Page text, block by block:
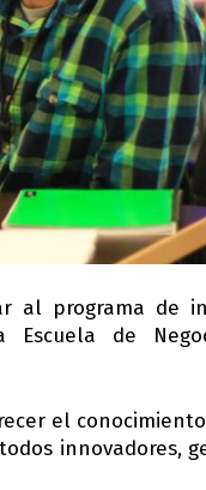
al programa de
Escuela de
el
innovadores,